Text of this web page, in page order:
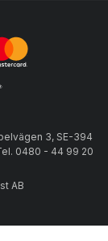
3, SE-394
0480 - 44 99 20
AB